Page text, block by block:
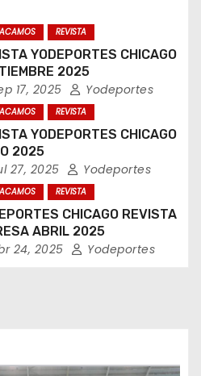
REVISTA
YODEPORTES CHICAGO
2025
17, 2025 Yodeportes
REVISTA
YODEPORTES CHICAGO
2025
27, 2025 Yodeportes
REVISTA
CHICAGO REVISTA
ABRIL 2025
24, 2025 Yodeportes